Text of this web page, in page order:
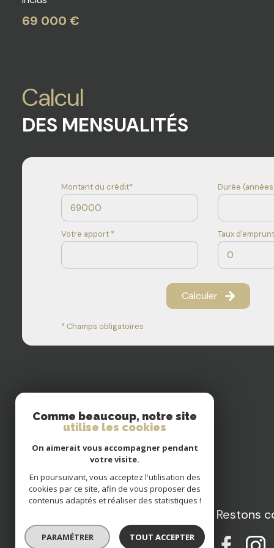
69 000 €
Calcul
DES MENSUALITÉS
Montant du crédit* Durée
Votre apport * Taux
Calculer
* Champs obligatoires
01 64 08 18 78
Restons
Comme beaucoup, notre site
utilise les cookies
On aimerait vous accompagner pendant
votre visite.
En poursuivant, vous acceptez l'utilisation des
cookies par ce site, afin de vous proposer des
contenus adaptés et réaliser des statistiques !
PARAMÉTRER TOUT ACCEPTER